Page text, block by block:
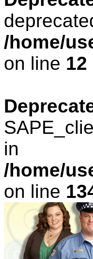
/home/
on line 12
in
/home/
on line